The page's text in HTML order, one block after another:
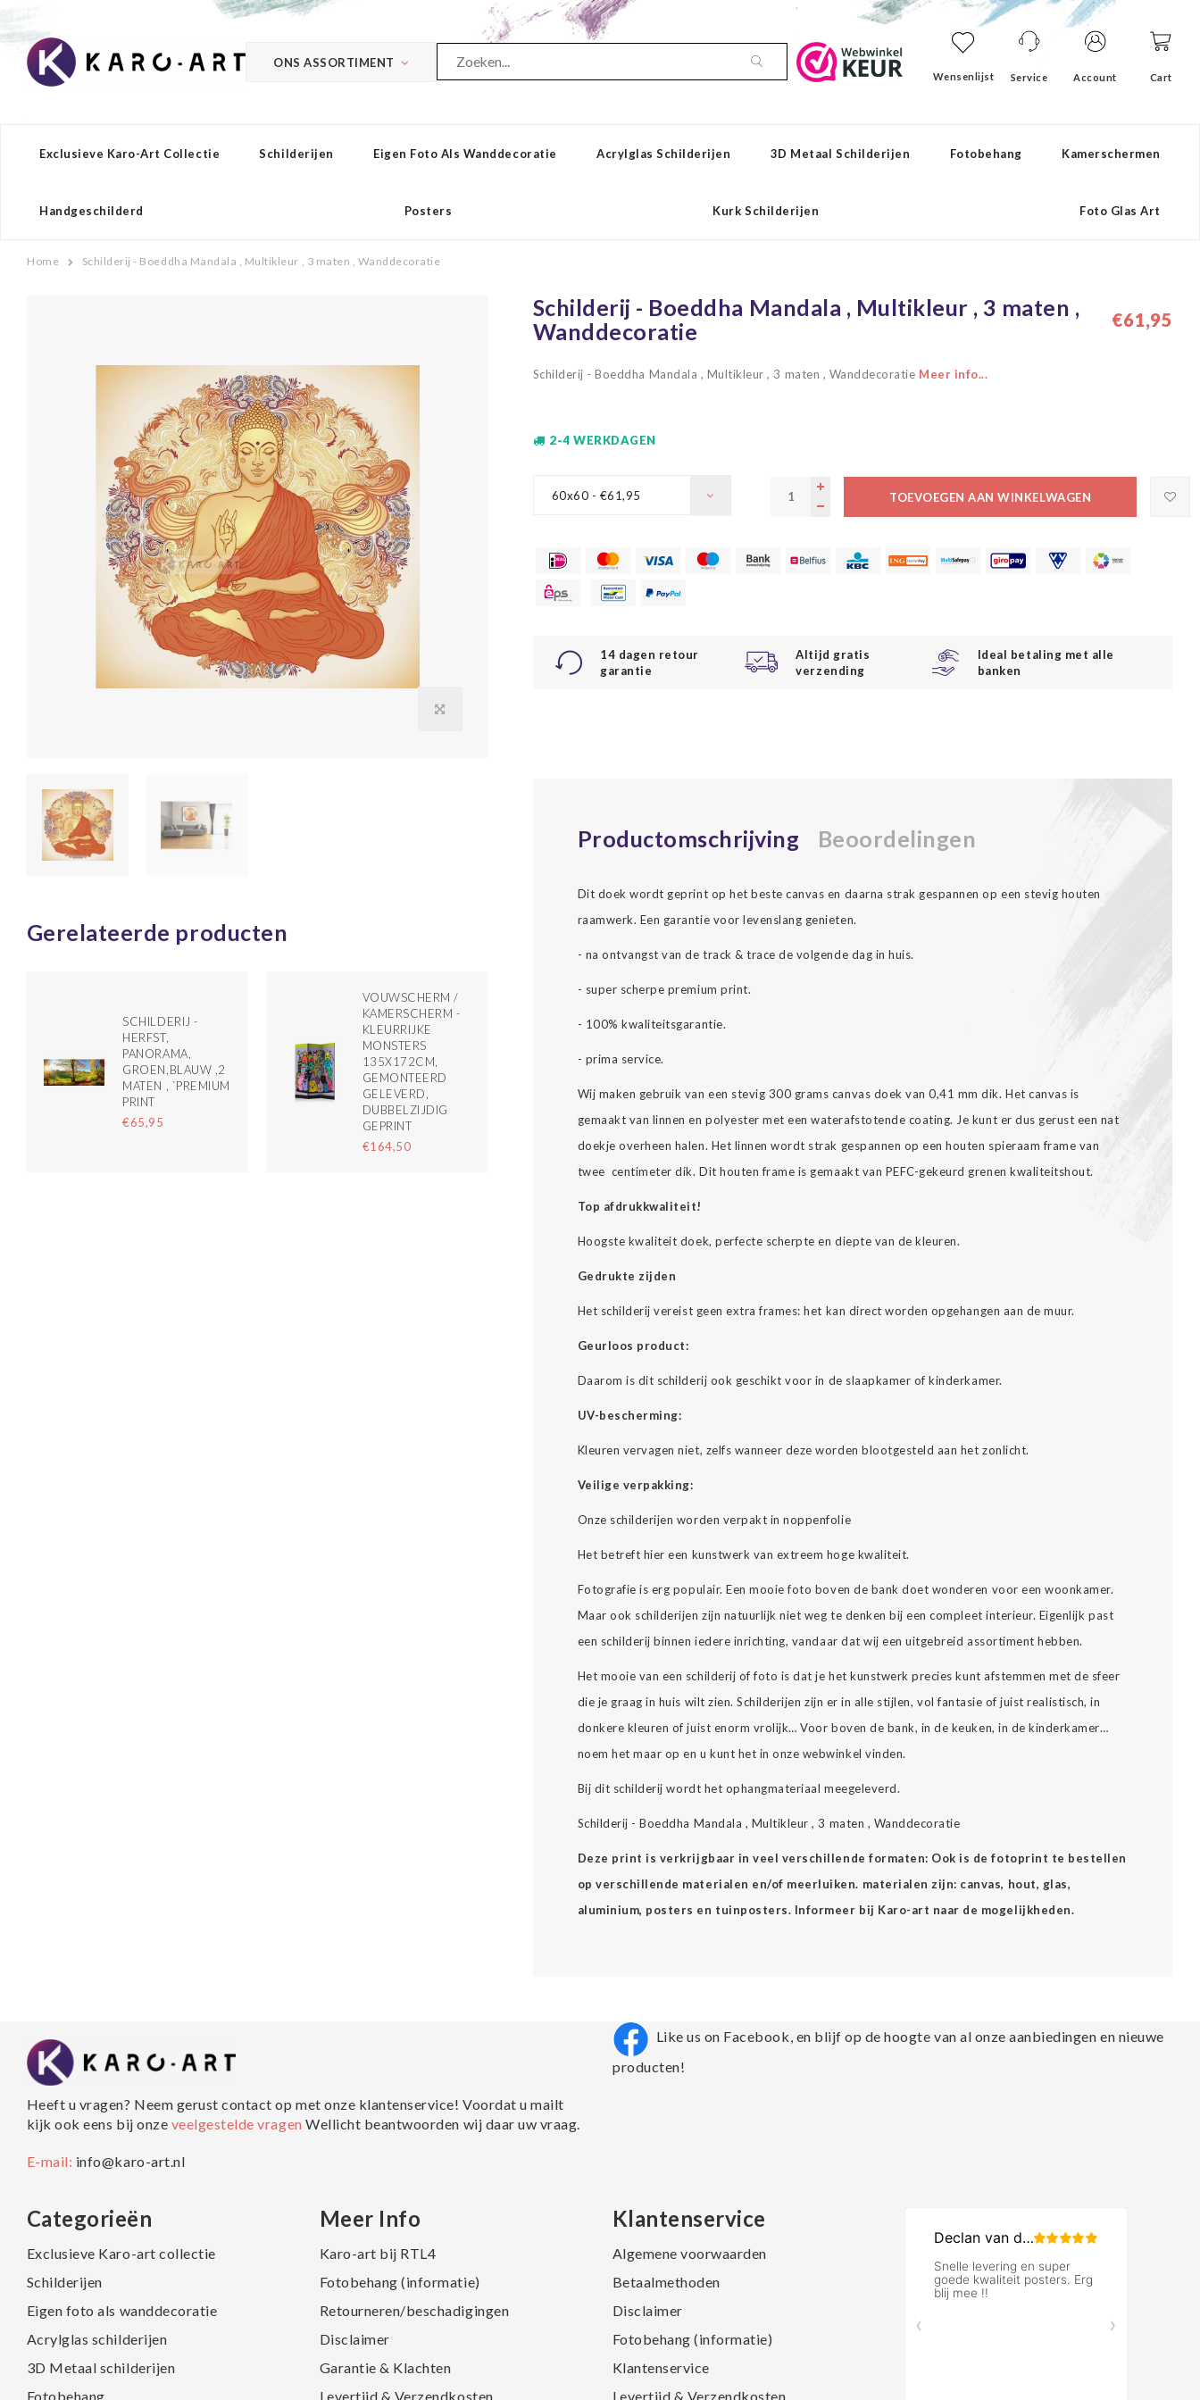
ONS ASSORTIMENT
Wensenlijst Service Account Cart
Exclusieve Karo-Art Collectie Schilderijen Eigen Foto Als Wanddecoratie Acrylglas Schilderijen 3D Metaal Schilderijen Fotobehang Kamerschermen
Handgeschilderd Posters Kurk Schilderijen Foto Glas Art
Home Schilderij - Boeddha Mandala , Multikleur , 3 maten , Wanddecoratie
Gerelateerde producten
SCHILDERIJ -
HERFST,
PANORAMA,
GROEN,BLAUW ,2
MATEN , `PREMIUM
PRINT
€65,95
VOUWSCHERM /
KAMERSCHERM -
KLEURRIJKE
MONSTERS
135X172CM,
GEMONTEERD
GELEVERD,
DUBBELZIJDIG
GEPRINT
€164,50
Schilderij - Boeddha Mandala , Multikleur , 3 maten ,
Wanddecoratie
€61,95
Schilderij - Boeddha Mandala , Multikleur , 3 maten , Wanddecoratie Meer info...
2-4 WERKDAGEN
60x60 - €61,95 TOEVOEGEN AAN WINKELWAGEN
14 dagen retour
garantie
Altijd gratis
verzending
Ideal betaling met alle
banken
Productomschrijving Beoordelingen
Dit doek wordt geprint op het beste canvas en daarna strak gespannen op een stevig houten
raamwerk. Een garantie voor levenslang genieten.
- na ontvangst van de track & trace de volgende dag in huis.
- super scherpe premium print.
- 100% kwaliteitsgarantie.
- prima service.
Wij maken gebruik van een stevig 300 grams canvas doek van 0,41 mm dik. Het canvas is
gemaakt van linnen en polyester met een waterafstotende coating. Je kunt er dus gerust een nat
doekje overheen halen. Het linnen wordt strak gespannen op een houten spieraam frame van
twee centimeter dik. Dit houten frame is gemaakt van PEFC-gekeurd grenen kwaliteitshout.
Top afdrukkwaliteit!
Hoogste kwaliteit doek, perfecte scherpte en diepte van de kleuren.
Gedrukte zijden
Het schilderij vereist geen extra frames: het kan direct worden opgehangen aan de muur.
Geurloos product:
Daarom is dit schilderij ook geschikt voor in de slaapkamer of kinderkamer.
UV-bescherming:
Kleuren vervagen niet, zelfs wanneer deze worden blootgesteld aan het zonlicht.
Veilige verpakking:
Onze schilderijen worden verpakt in noppenfolie
Het betreft hier een kunstwerk van extreem hoge kwaliteit.
Fotografie is erg populair. Een mooie foto boven de bank doet wonderen voor een woonkamer.
Maar ook schilderijen zijn natuurlijk niet weg te denken bij een compleet interieur. Eigenlijk past
een schilderij binnen iedere inrichting, vandaar dat wij een uitgebreid assortiment hebben.
Het mooie van een schilderij of foto is dat je het kunstwerk precies kunt afstemmen met de sfeer
die je graag in huis wilt zien. Schilderijen zijn er in alle stijlen, vol fantasie of juist realistisch, in
donkere kleuren of juist enorm vrolijk… Voor boven de bank, in de keuken, in de kinderkamer…
noem het maar op en u kunt het in onze webwinkel vinden.
Bij dit schilderij wordt het ophangmateriaal meegeleverd.
Schilderij - Boeddha Mandala , Multikleur , 3 maten , Wanddecoratie
Deze print is verkrijgbaar in veel verschillende formaten: Ook is de fotoprint te bestellen
op verschillende materialen en/of meerluiken. materialen zijn: canvas, hout, glas,
aluminium, posters en tuinposters. Informeer bij Karo-art naar de mogelijkheden.
Heeft u vragen? Neem gerust contact op met onze klantenservice! Voordat u mailt
kijk ook eens bij onze veelgestelde vragenWellicht beantwoorden wij daar uw vraag.
E-mail: info@karo-art.nl
Like us on Facebook, en blijf op de hoogte van al onze aanbiedingen en nieuwe
producten!
Categorieën
Exclusieve Karo-art collectie
Schilderijen
Eigen foto als wanddecoratie
Acrylglas schilderijen
3D Metaal schilderijen
Fotobehang
Meer Info
Karo-art bij RTL4
Fotobehang (informatie)
Retourneren/beschadigingen
Disclaimer
Garantie & Klachten
Levertijd & Verzendkosten
Klantenservice
Algemene voorwaarden
Betaalmethoden
Disclaimer
Fotobehang (informatie)
Klantenservice
Levertijd & Verzendkosten